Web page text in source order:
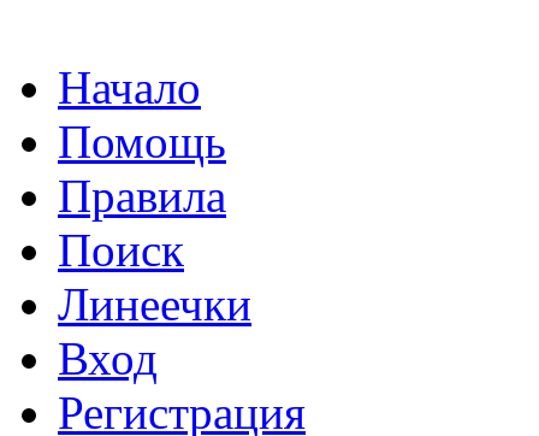
Начало
Помощь
Правила
Поиск
Линеечки
Вход
Регистрация